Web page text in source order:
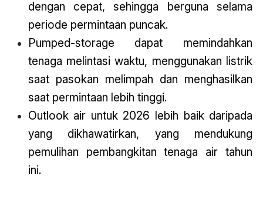
dengan cepat, sehingga berguna selama
periode permintaan puncak.
Pumped-storage dapat memindahkan
tenaga melintasi waktu, menggunakan listrik
saat pasokan melimpah dan menghasilkan
saat permintaan lebih tinggi.
Outlook air untuk 2026 lebih baik daripada
yang dikhawatirkan, yang mendukung
pemulihan pembangkitan tenaga air tahun
ini.